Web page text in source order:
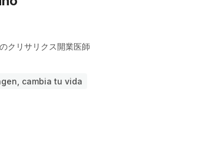
クリサリクス開業医師
cambia tu vida